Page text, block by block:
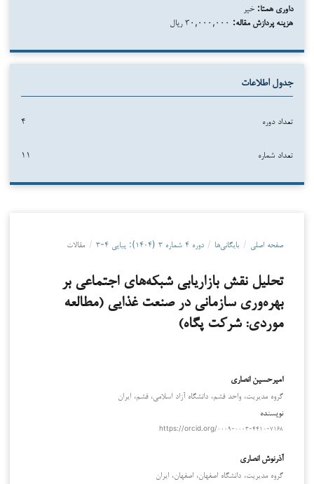
داوری همتا: خیر
هزینه پردازش مقاله:
جدول اطلاعات
تعداد دوره ۴
تعداد شماره ۱۱
صفحه اصلی / بایگانی‌ها / دوره ۴ شماره ۳ (۱۴۰۴): پیاپی ۴-۳ / مقالات
تحلیل نقش بازاریابی شبکه‌های اجتماعی بر
بهره‌وری سازمانی در صنعت غذایی (مطالعه
موردی: شرکت پگاه)
امیرحسین انصاری
گروه مدیریت، واحد قشم، دانشگاه آزاد اسلامي، قشم، ایران
نویسنده
https://orcid.org/۰۰۰۹-۰۰۰۳-۴۴۱۰-۷۱۶۸
آذرنوش انصاری
گروه مدیریت، دانشگاه اصفهان، اصفهان، ايران